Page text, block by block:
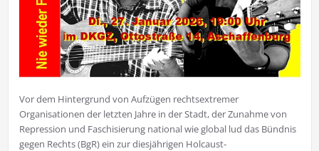
Vor dem Hintergrund von Aufzügen rechtsextremer
Organisationen der letzten Jahre in der Stadt, der Zunahme von
Repression und Faschisierung national wie global lud das Bündnis
gegen Rechts (BgR) ein zur diesjährigen Holcaust-